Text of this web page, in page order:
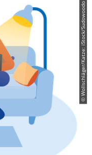
© Wollschläger/Katze: iStock/Sudowoodo